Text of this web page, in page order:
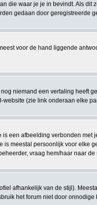
die waar je je in bevindt. Als
gedaan door geregistreerde
voor de hand liggende
niemand een vertaling heeft
website (zie link onderaan elke
een afbeelding verbonden
meestal persoonlijk voor elke
vraag hem/haar naar
afhankelijk van de stijl).
het forum niet door